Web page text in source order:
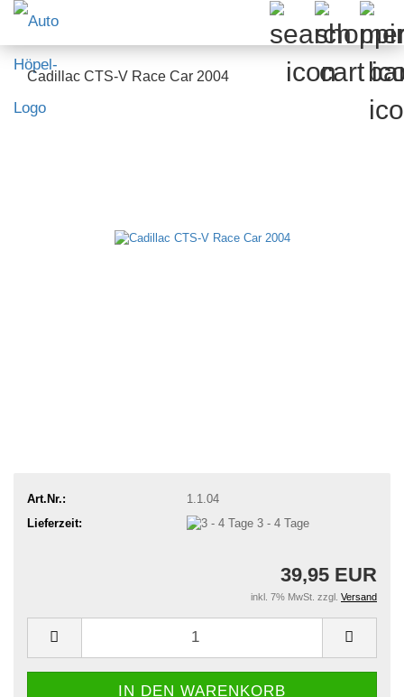
Cadillac CTS-V Race Car 2004
Art.Nr.:
1.1.04
Lieferzeit:
3 - 4 Tage
39,95 EUR
inkl. 7% MwSt. zzgl. Versand